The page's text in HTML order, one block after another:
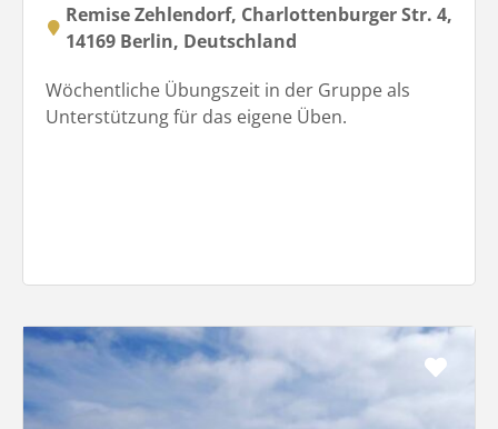
Remise Zehlendorf, Charlottenburger Str. 4,
14169 Berlin, Deutschland
Wöchentliche Übungszeit in der Gruppe als
Unterstützung für das eigene Üben.